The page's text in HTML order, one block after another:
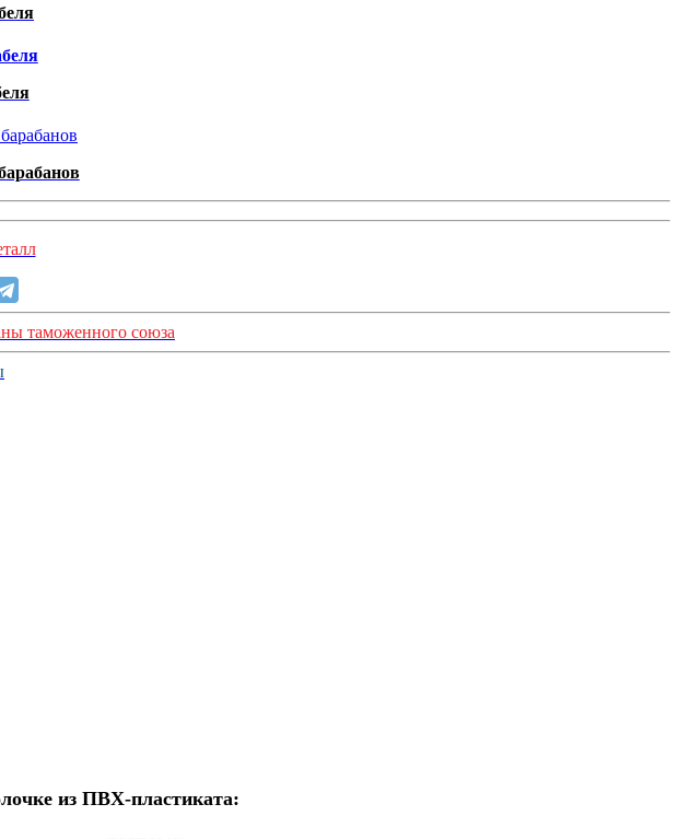
таможенного союза
из ПВХ-пластиката: